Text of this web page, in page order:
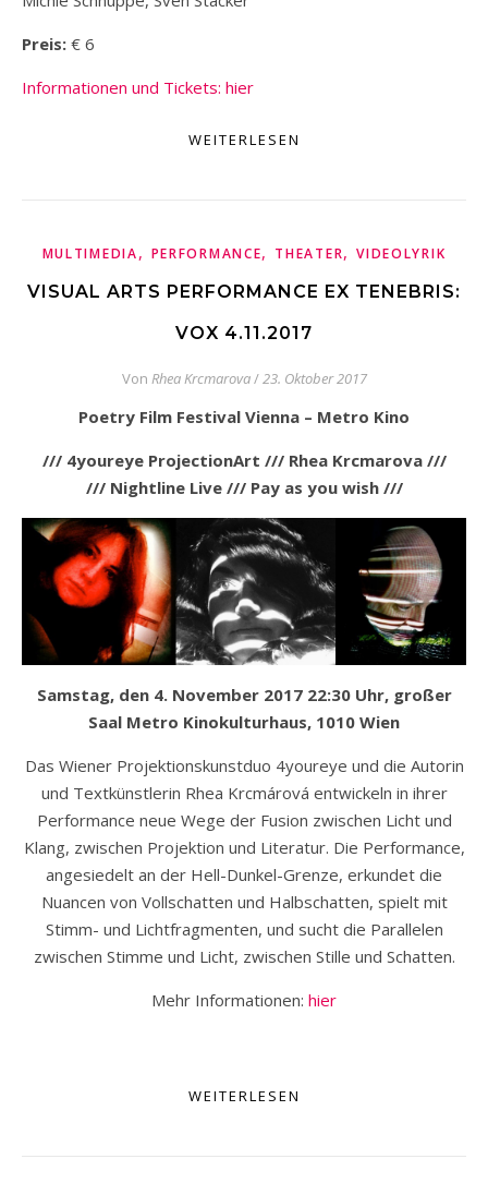
Preis: € 6
Informationen und Tickets: hier
WEITERLESEN
MULTIMEDIA, PERFORMANCE, THEATER,VIDEOLYRIK
VISUAL ARTS PERFORMANCE EX TENEBRIS:
VOX 4.11.2017
Von Rhea Krcmarova/23. Oktober 2017
Poetry Film Festival Vienna – Metro Kino
/// 4youreye ProjectionArt /// Rhea Krcmarova ///
/// Nightline Live /// Pay as you wish ///
Samstag, den 4. November 2017 22:30 Uhr, großer
Saal Metro Kinokulturhaus, 1010 Wien
Das Wiener Projektionskunstduo 4youreye und die Autorin
und Textkünstlerin Rhea Krcmárová entwickeln in ihrer
Performance neue Wege der Fusion zwischen Licht und
Klang, zwischen Projektion und Literatur. Die Performance,
angesiedelt an der Hell-Dunkel-Grenze, erkundet die
Nuancen von Vollschatten und Halbschatten, spielt mit
Stimm- und Lichtfragmenten, und sucht die Parallelen
zwischen Stimme und Licht, zwischen Stille und Schatten.
Mehr Informationen: hier
WEITERLESEN